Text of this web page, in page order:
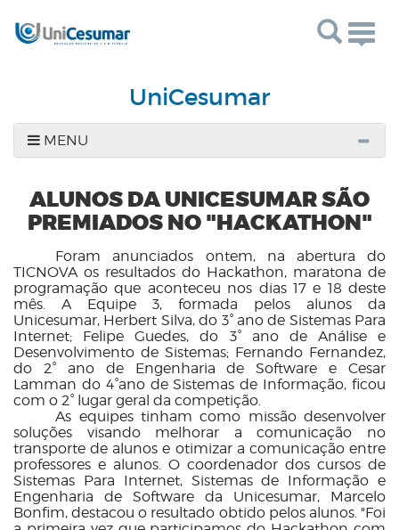
UniCesumar
MENU
ALUNOS DA UNICESUMAR SÃO
PREMIADOS NO "HACKATHON"
Foram anunciados ontem, na abertura do
TICNOVA os resultados do Hackathon, maratona de
programação que aconteceu nos dias 17 e 18 deste
mês. A Equipe 3, formada pelos alunos da
Unicesumar, Herbert Silva, do 3° ano de Sistemas Para
Internet; Felipe Guedes, do 3° ano de Análise e
Desenvolvimento de Sistemas; Fernando Fernandez,
do 2° ano de Engenharia de Software e Cesar
Lamman do 4°ano de Sistemas de Informação, ficou
com o 2° lugar geral da competição.
As equipes tinham como missão desenvolver
soluções visando melhorar a comunicação no
transporte de alunos e otimizar a comunicação entre
professores e alunos. O coordenador dos cursos de
Sistemas Para Internet, Sistemas de Informação e
Engenharia de Software da Unicesumar, Marcelo
Bonfim, destacou o resultado obtido pelos alunos. "Foi